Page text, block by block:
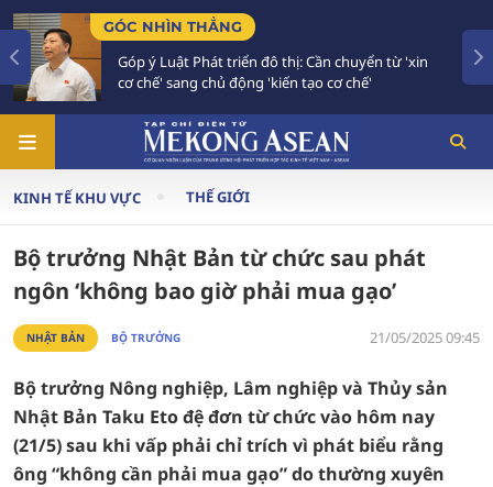
chuyển từ 'xin
cơ chế'
Bế mạc Hội nghị Ngoại giao 33:
vào giai đoạn hành động mới
KINH TẾ KHU VỰC THẾ GIỚI
Bộ trưởng Nhật Bản từ chức sau phát
ngôn ‘không bao giờ phải mua gạo’
NHẬT BẢN BỘ TRƯỞNG 21/05/2025 09:45
Bộ trưởng Nông nghiệp, Lâm nghiệp và Thủy sản
Nhật Bản Taku Eto đệ đơn từ chức vào hôm nay
(21/5) sau khi vấp phải chỉ trích vì phát biểu rằng
ông “không cần phải mua gạo” do thường xuyên